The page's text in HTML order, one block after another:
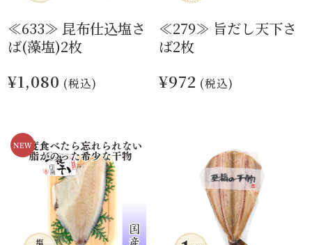
≪633≫ 昆布仕込塩さ
ば(藻塩)2枚
¥1,080 (税込)
≪279≫ 旨だし天下さ
ば2枚
¥972 (税込)